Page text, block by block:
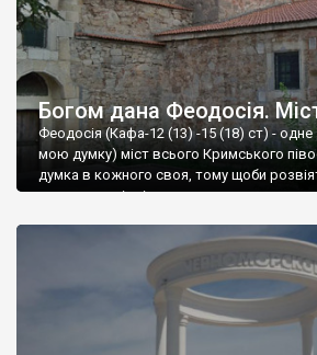
Богом дана Феодосія.
Феодосія (Кафа-12 (13) -15 (18) ст) - одне
мою думку) міст всього Кримського
думка в кожного своя, тому щоби
запрошую відвідати це